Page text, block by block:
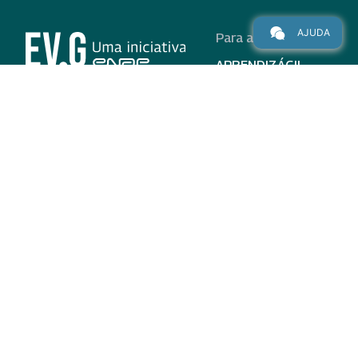
Para alunos
APRENDIZÁGIL
AJUDA